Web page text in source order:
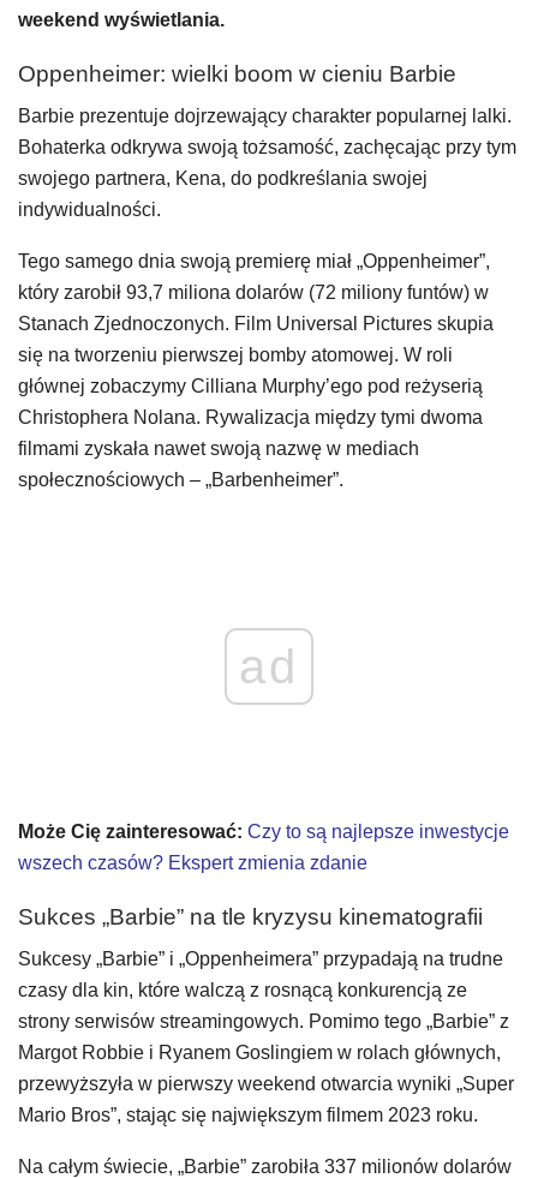
weekend wyświetlania.
Oppenheimer: wielki boom w cieniu Barbie
Barbie prezentuje dojrzewający charakter popularnej lalki.
Bohaterka odkrywa swoją tożsamość, zachęcając przy tym
swojego partnera, Kena, do podkreślania swojej
indywidualności.
Tego samego dnia swoją premierę miał „Oppenheimer”,
który zarobił 93,7 miliona dolarów (72 miliony funtów) w
Stanach Zjednoczonych. Film Universal Pictures skupia
się na tworzeniu pierwszej bomby atomowej. W roli
głównej zobaczymy Cilliana Murphy’ego pod reżyserią
Christophera Nolana. Rywalizacja między tymi dwoma
filmami zyskała nawet swoją nazwę w mediach
społecznościowych – „Barbenheimer”.
ad
Może Cię zainteresować: Czy to są najlepsze inwestycje
wszech czasów? Ekspert zmienia zdanie
Sukces „Barbie” na tle kryzysu kinematografii
Sukcesy „Barbie” i „Oppenheimera” przypadają na trudne
czasy dla kin, które walczą z rosnącą konkurencją ze
strony serwisów streamingowych. Pomimo tego „Barbie” z
Margot Robbie i Ryanem Goslingiem w rolach głównych,
przewyższyła w pierwszy weekend otwarcia wyniki „Super
Mario Bros”, stając się największym filmem 2023 roku.
Na całym świecie, „Barbie” zarobiła 337 milionów dolarów